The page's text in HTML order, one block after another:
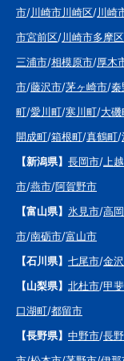
市/川崎市川崎区/川崎
市宮前区/川崎市多摩区
三浦市/相模原市/厚木
市/藤沢市/茅ヶ崎市/秦
町/愛川町/寒川町/大磯
開成町/箱根町/真鶴町/
【新潟県】 長岡市/ 上
市/燕市/阿賀野市
【富山県】 氷見市/高
市/南砺市/富山市
【石川県】 七尾市/金
【山梨県】 北杜市/甲
口湖町/都留市
【長野県】 中野市/長